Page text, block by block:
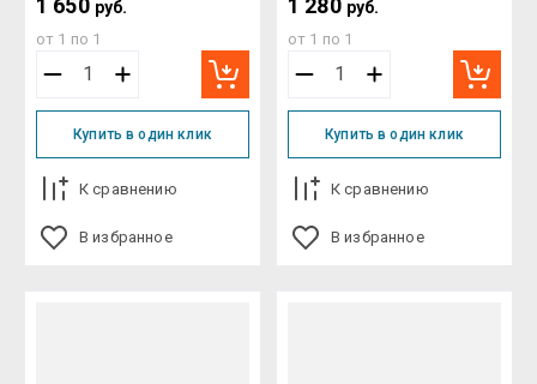
1 650 руб.
от 1 по 1
Купить в один клик
К сравнению
В избранное
1 280 руб.
от 1 по 1
Купить в один клик
К сравнению
В избранное